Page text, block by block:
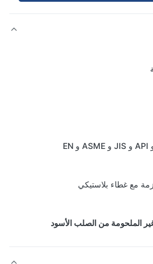
غطاء بلاستيكي
من الصلب الأسود